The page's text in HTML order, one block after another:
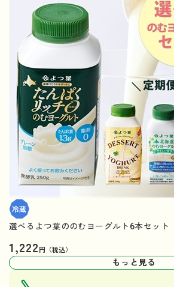
選べるよつ葉ののむヨーグルト6本セット
1,222円（税込）
もっと見る